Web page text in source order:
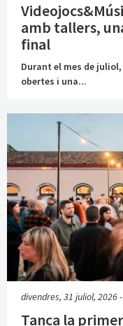
amb tallers,
final
Durant el mes de
obertes i una...
divendres, 31 juliol, 2026
Tanca la